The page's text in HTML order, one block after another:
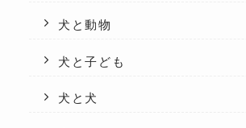
犬と動物
犬と子ども
犬と犬